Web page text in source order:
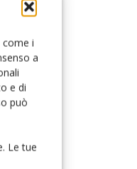
i
a
e di
può
Le tue